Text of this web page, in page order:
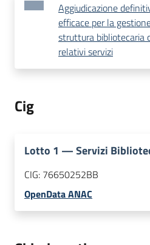
Aggiudicazione
efficace per la
struttura bibliotecaria
relativi servizi
Cig
Lotto 1 —Servizi
CIG: 76650252BB
OpenData ANAC